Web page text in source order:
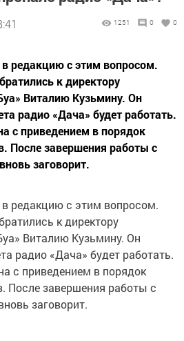
1251 0 0
редакцию с этим вопросом.
к директору
Виталию Кузьмину. Он
радио «Дача» будет работать.
с приведением в порядок
После завершения работы с
заговорит.
редакцию с этим вопросом.
к директору
Виталию Кузьмину. Он
радио «Дача» будет работать.
с приведением в порядок
После завершения работы с
заговорит.